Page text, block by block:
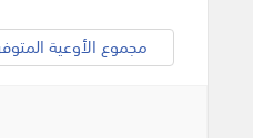
مجموع الأوعية